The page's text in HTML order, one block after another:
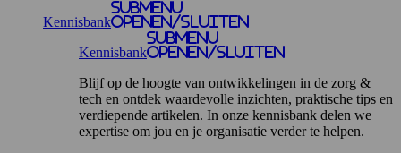
Kennisbank
Submenu
openen/sluiten
Kennisbank
Submenu
openen/sluiten
Blijf op de hoogte van ontwikkelingen in de zorg &
tech en ontdek waardevolle inzichten, praktische tips en
verdiepende artikelen. In onze kennisbank delen we
expertise om jou en je organisatie verder te helpen.